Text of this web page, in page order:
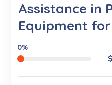
Assistance in
Equipment
0%